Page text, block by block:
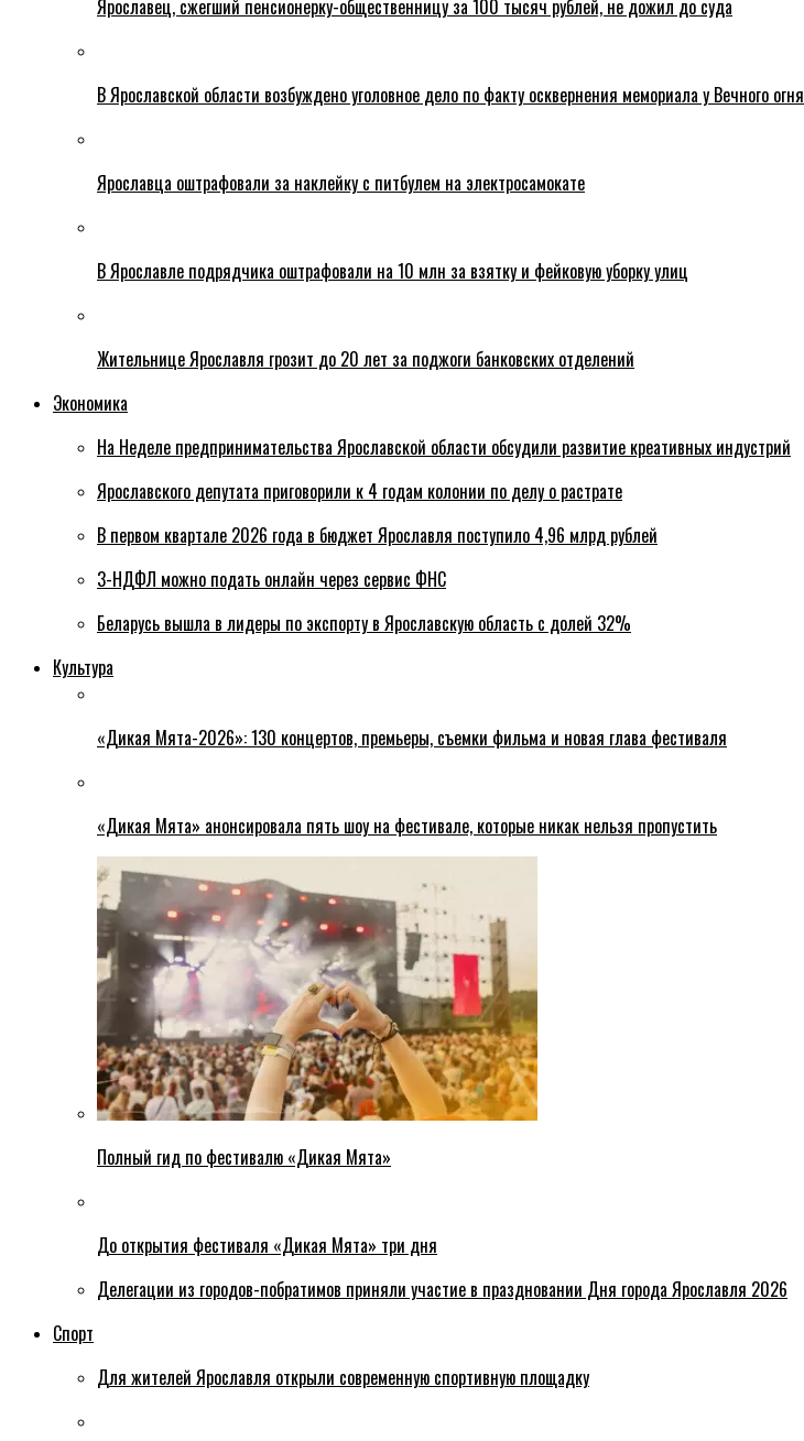
Ярославец, сжегший пенсионерку-общественницу за 100 тысяч рублей, не дожил до суда
В Ярославской области возбуждено уголовное дело по факту осквернения мемориала у Вечного огня
Ярославца оштрафовали за наклейку с питбулем на электросамокате
В Ярославле подрядчика оштрафовали на 10 млн за взятку и фейковую уборку улиц
Жительнице Ярославля грозит до 20 лет за поджоги банковских отделений
Экономика
На Неделе предпринимательства Ярославской области обсудили развитие креативных индустрий
Ярославского депутата приговорили к 4 годам колонии по делу о растрате
В первом квартале 2026 года в бюджет Ярославля поступило 4,96 млрд рублей
3-НДФЛ можно подать онлайн через сервис ФНС
Беларусь вышла в лидеры по экспорту в Ярославскую область с долей 32%
Культура
«Дикая Мята-2026»: 130 концертов, премьеры, съемки фильма и новая глава фестиваля
«Дикая Мята» анонсировала пять шоу на фестивале, которые никак нельзя пропустить
Полный гид по фестивалю «Дикая Мята»
До открытия фестиваля «Дикая Мята» три дня
Делегации из городов-побратимов приняли участие в праздновании Дня города Ярославля 2026
Спорт
Для жителей Ярославля открыли современную спортивную площадку